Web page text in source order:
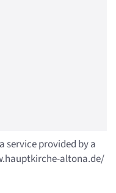
service provided by a
altona.de/